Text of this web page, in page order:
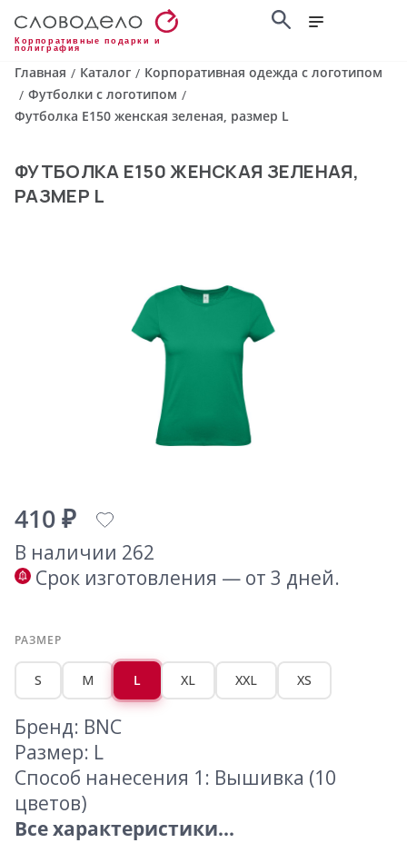
Корпоративные подарки и
полиграфия
Главная / Каталог / Корпоративная одежда с логотипом
/ Футболки с логотипом /
Футболка E150 женская зеленая, размер L
ФУТБОЛКА E150 ЖЕНСКАЯ ЗЕЛЕНАЯ,
РАЗМЕР L
410 ₽
В наличии 262
Срок изготовления — от 3 дней.
РАЗМЕР
S M L XL XXL XS
Бренд: BNC
Размер: L
Способ нанесения 1: Вышивка (10
цветов)
Все характеристики...